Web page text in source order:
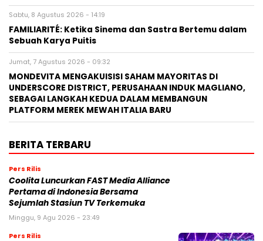
Sabtu, 8 Agustus 2026 - 14:19
FAMILIARITÉ: Ketika Sinema dan Sastra Bertemu dalam
Sebuah Karya Puitis
Jumat, 7 Agustus 2026 - 09:32
MONDEVITA MENGAKUISISI SAHAM MAYORITAS DI
UNDERSCORE DISTRICT, PERUSAHAAN INDUK MAGLIANO,
SEBAGAI LANGKAH KEDUA DALAM MEMBANGUN
PLATFORM MEREK MEWAH ITALIA BARU
BERITA TERBARU
Pers Rilis
Coolita Luncurkan FAST Media Alliance
Pertama di Indonesia Bersama
Sejumlah Stasiun TV Terkemuka
Minggu, 9 Agu 2026 - 23:49
Pers Rilis